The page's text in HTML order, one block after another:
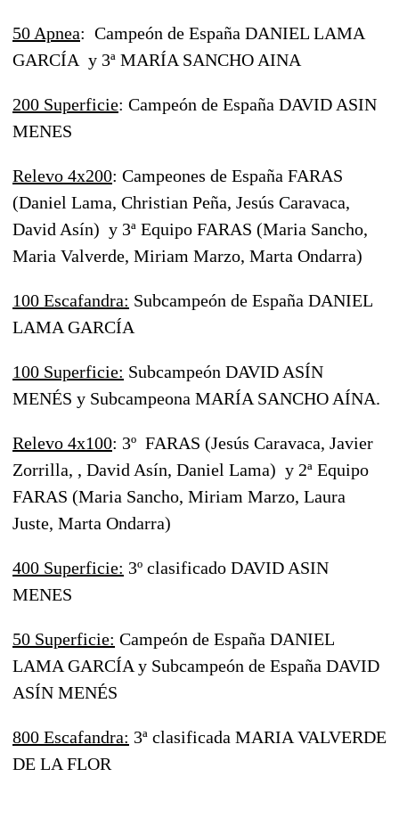
50 Apnea: Campeón de España DANIEL LAMA
GARCÍA y 3ª MARÍA SANCHO AINA
200 Superficie: Campeón de España DAVID ASIN
MENES
Relevo 4x200: Campeones de España FARAS
(Daniel Lama, Christian Peña, Jesús Caravaca,
David Asín) y 3ª Equipo FARAS (Maria Sancho,
Maria Valverde, Miriam Marzo, Marta Ondarra)
100 Escafandra: Subcampeón de España DANIEL
LAMA GARCÍA
100 Superficie: Subcampeón DAVID ASÍN
MENÉS y Subcampeona MARÍA SANCHO AÍNA.
Relevo 4x100: 3º FARAS (Jesús Caravaca, Javier
Zorrilla, , David Asín, Daniel Lama) y 2ª Equipo
FARAS (Maria Sancho, Miriam Marzo, Laura
Juste, Marta Ondarra)
400 Superficie: 3º clasificado DAVID ASIN
MENES
50 Superficie: Campeón de España DANIEL
LAMA GARCÍA y Subcampeón de España DAVID
ASÍN MENÉS
800 Escafandra: 3ª clasificada MARIA VALVERDE
DE LA FLOR